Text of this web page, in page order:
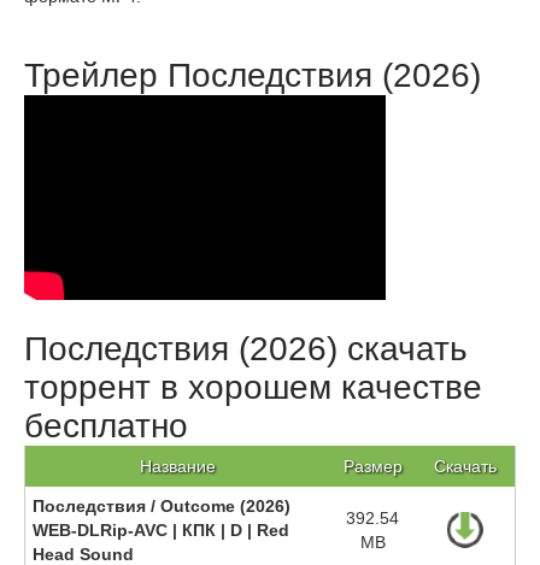
Трейлер Последствия (2026)
Последствия (2026) скачать
торрент в хорошем качестве
бесплатно
Название Размер Скачать
Последствия / Outcome (2026)
WEB-DLRip-AVC | КПК | D | Red
Head Sound
392.54
MB